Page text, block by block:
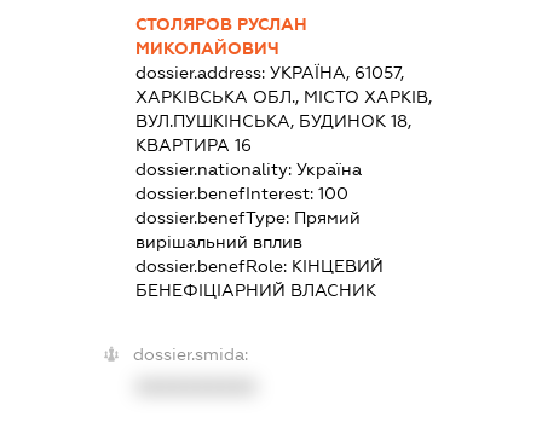
СТОЛЯРОВ РУСЛАН
МИКОЛАЙОВИЧ
dossier.address: УКРАЇНА, 61057,
ХАРКІВСЬКА ОБЛ., МІСТО ХАРКІВ,
ВУЛ.ПУШКІНСЬКА, БУДИНОК 18,
КВАРТИРА 16
dossier.nationality: Україна
dossier.benefInterest: 100
dossier.benefType: Прямий
вирішальний вплив
dossier.benefRole: КІНЦЕВИЙ
БЕНЕФІЦІАРНИЙ ВЛАСНИК
dossier.smida: